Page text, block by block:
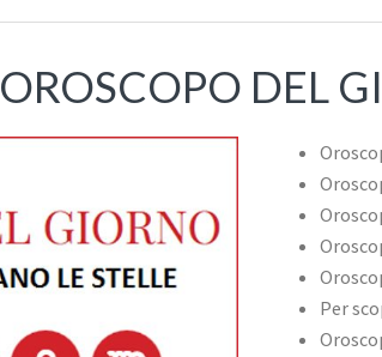
OROSCOPO DEL
Per